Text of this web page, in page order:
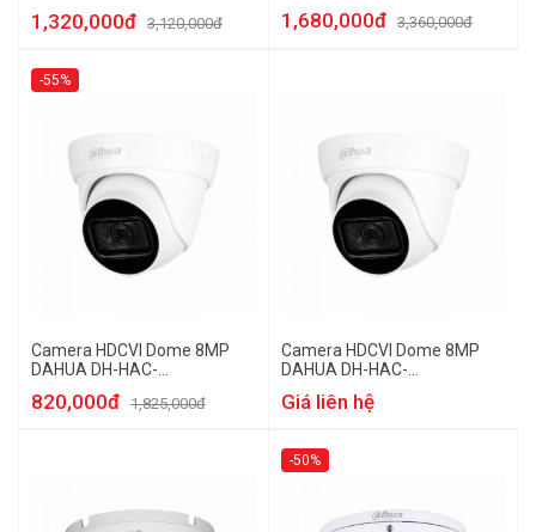
1,320,000đ 3,120,000đ 1,680,000đ 3,360,000đ
-55%
Camera HDCVI Dome 8MP
DAHUA DH-HAC-
820,000đ 1,825,000đ
Camera HDCVI Dome 8MP
DAHUA DH-HAC-
Giá liên hệ
-50%